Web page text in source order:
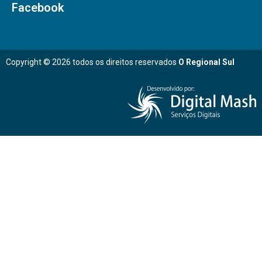
Facebook
Copyright © 2026 todos os direitos reservados O Regional Sul